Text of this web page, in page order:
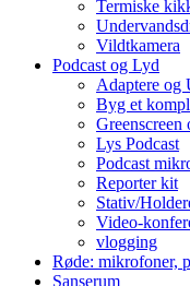
Termiske
Vildtkamera
Podcast og Lyd
Adaptere og
Byg et
Greenscreen
Lys Podcast
Podcast
Reporter kit
Stativ/
Video-
vlogging
Røde: mikrofoner,
Sanserum